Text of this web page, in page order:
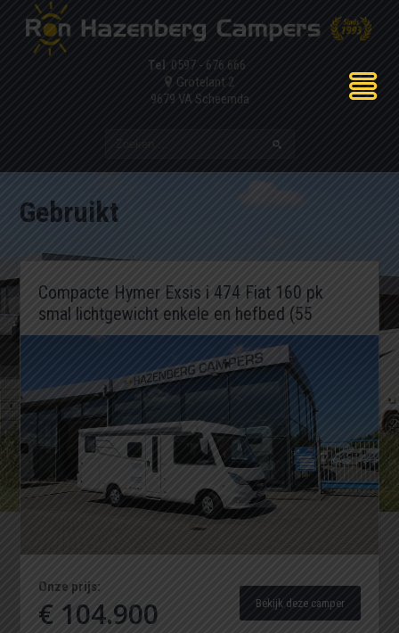
Tel: 0597 - 676 666
Grotelant 2
9679 VA Scheemda
Gebruikt
Compacte Hymer Exsis i 474 Fiat 160 pk
smal lichtgewicht enkele en hefbed (55
Onze prijs:
€ 104.900 Bekijk deze camper